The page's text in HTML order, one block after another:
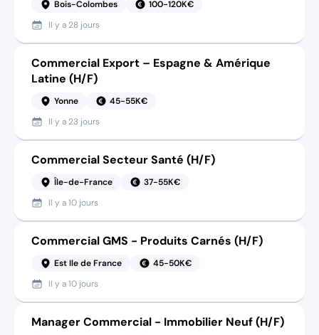
Bois-Colombes
100-120K€
Il y a 28 jours
Commercial Export – Espagne & Amérique
Latine (H/F)
Yonne
45-55K€
Il y a 23 jours
Commercial Secteur Santé (H/F)
Île-de-France
37-55K€
Il y a10 jours
Commercial GMS - Produits Carnés (H/F)
Est Ile de France
45-50K€
Il y a10 jours
Manager Commercial - Immobilier Neuf (H/F)